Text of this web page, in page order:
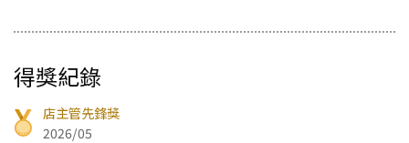
得獎紀錄
店主管先鋒獎
2026/05